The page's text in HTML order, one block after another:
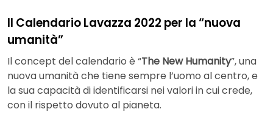
Il Calendario Lavazza 2022 per la “nuova
umanità”
Il concept del calendario è “The New Humanity”, una
nuova umanità che tiene sempre l’uomo al centro, e
la sua capacità di identificarsi nei valori in cui crede,
con il rispetto dovuto al pianeta.